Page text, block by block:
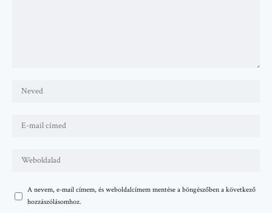
A nevem, e-mail címem, és weboldalcímem mentése a böngészőben a következő
hozzászólásomhoz.